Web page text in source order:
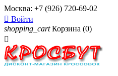
Москва: +7 (926) 720-69-02
 Войти
shopping_cart Корзина (0)
